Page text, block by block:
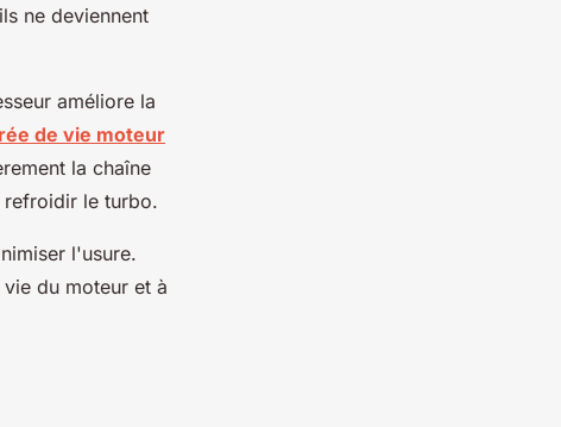
ne deviennent
améliore la
de vie moteur
la chaîne
refroidir le turbo.
l'usure.
du moteur et à